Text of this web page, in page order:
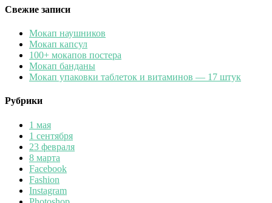
Свежие записи
Мокап наушников
Мокап капсул
100+ мокапов постера
Мокап банданы
Мокап упаковки таблеток и витаминов — 17 штук
Рубрики
1 мая
1 сентября
23 февраля
8 марта
Facebook
Fashion
Instagram